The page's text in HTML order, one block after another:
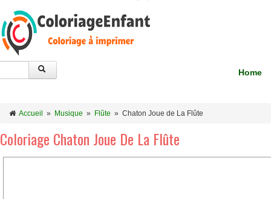
Home
Accueil » Musique » Flûte » Chaton Joue de La Flûte
Coloriage Chaton Joue De La Flûte